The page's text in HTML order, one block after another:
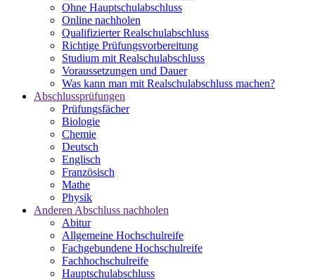
Ohne Hauptschulabschluss
Online nachholen
Qualifizierter Realschulabschluss
Richtige Prüfungsvorbereitung
Studium mit Realschulabschluss
Voraussetzungen und Dauer
Was kann man mit Realschulabschluss machen?
Abschlussprüfungen
Prüfungsfächer
Biologie
Chemie
Deutsch
Englisch
Französisch
Mathe
Physik
Anderen Abschluss nachholen
Abitur
Allgemeine Hochschulreife
Fachgebundene Hochschulreife
Fachhochschulreife
Hauptschulabschluss